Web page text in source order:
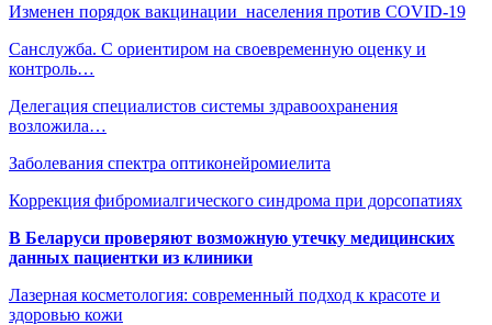
Изменен порядок вакцинации населения против COVID-19
Санслужба. С ориентиром на своевременную оценку и
контроль…
Делегация специалистов системы здравоохранения
возложила…
Заболевания спектра оптиконейромиелита
Коррекция фибромиалгического синдрома при дорсопатиях
В Беларуси проверяют возможную утечку медицинских
данных пациентки из клиники
Лазерная косметология: современный подход к красоте и
здоровью кожи